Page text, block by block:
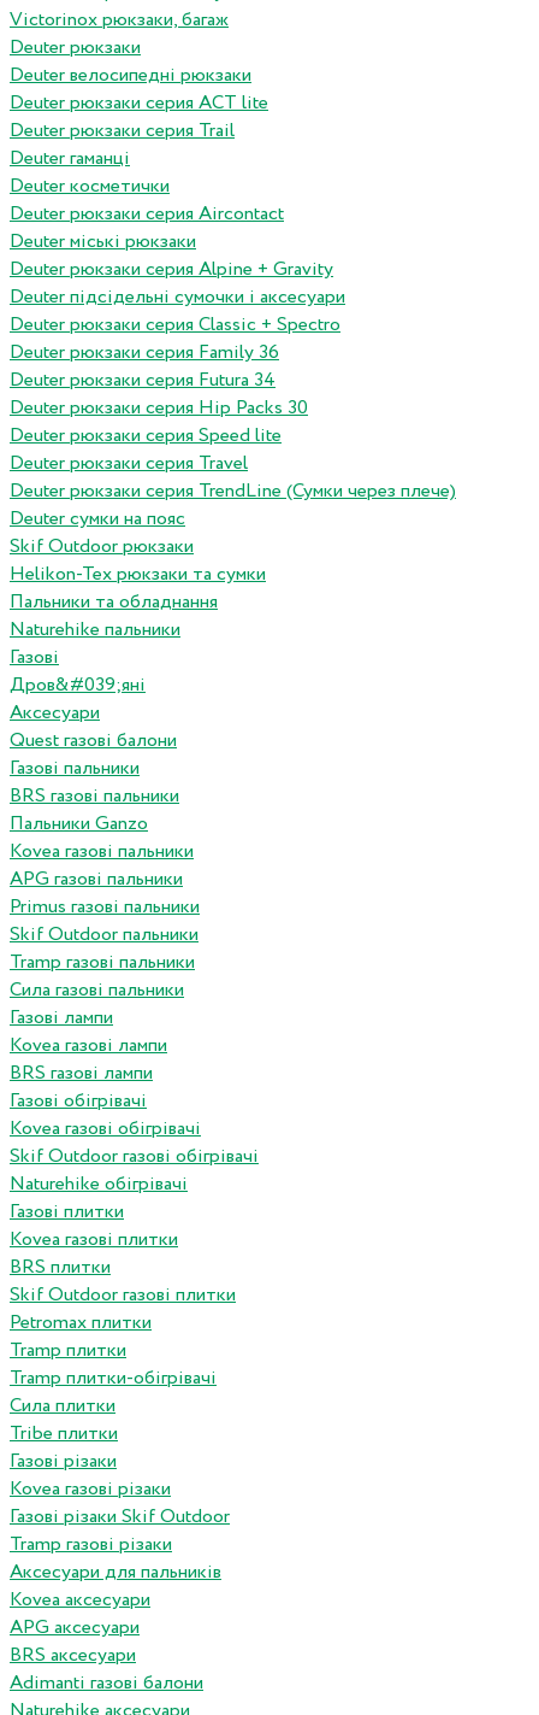
Victorinox рюкзаки, багаж
Deuter рюкзаки
Deuter велосипедні рюкзаки
Deuter рюкзаки серия ACT lite
Deuter рюкзаки серия Trail
Deuter гаманці
Deuter косметички
Deuter рюкзаки серия Aircontact
Deuter міські рюкзаки
Deuter рюкзаки серия Alpine + Gravity
Deuter підсідельні сумочки і аксесуари
Deuter рюкзаки серия Classic + Spectro
Deuter рюкзаки серия Family 36
Deuter рюкзаки серия Futura 34
Deuter рюкзаки серия Hip Packs 30
Deuter рюкзаки серия Speed lite
Deuter рюкзаки серия Travel
Deuter рюкзаки серия TrendLine (Сумки через плече)
Deuter сумки на пояс
Skif Outdoor рюкзаки
Helikon-Tex рюкзаки та сумки
Пальники та обладнання
Naturehike пальники
Газові
Дров&#039;яні
Аксесуари
Quest газові балони
Газові пальники
BRS газові пальники
Пальники Ganzo
Kovea газові пальники
APG газові пальники
Primus газові пальники
Skif Outdoor пальники
Tramp газові пальники
Сила газові пальники
Газові лампи
Kovea газові лампи
BRS газові лампи
Газові обігрівачі
Kovea газові обігрівачі
Skif Outdoor газові обігрівачі
Naturehike обігрівачі
Газові плитки
Kovea газові плитки
BRS плитки
Skif Outdoor газові плитки
Petromax плитки
Tramp плитки
Tramp плитки-обігрівачі
Сила плитки
Tribe плитки
Газові різаки
Kovea газові різаки
Газові різаки Skif Outdoor
Tramp газові різаки
Аксесуари для пальників
Kovea аксесуари
APG аксесуари
BRS аксесуари
Adimanti газові балони